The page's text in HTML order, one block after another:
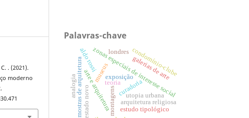
. (2021).
moderno
Palavras-chave
arquitetura religiosa
zonas especiais de interesse social
arte e arquitetura
museus galerias de arte
montagens
exposição
londres
estudo tipológico
mostras de arquitetura condomínio-clube
estado novo
analogia
aldo rossi
curadoria
utopia urbana
teoria